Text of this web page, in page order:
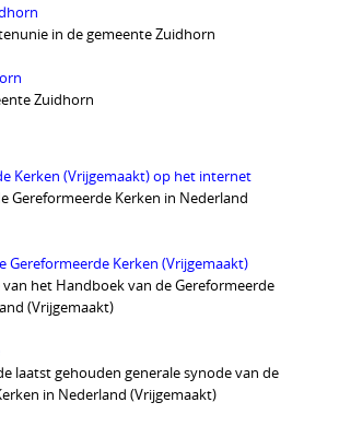
in de gemeente Zuidhorn
Zuidhorn
Kerken (Vrijgemaakt) op het internet
Gereformeerde Kerken in Nederland
Gereformeerde Kerken (Vrijgemaakt)
van het Handboek van de Gereformeerde
(Vrijgemaakt)
laatst gehouden generale synode van de
in Nederland (Vrijgemaakt)